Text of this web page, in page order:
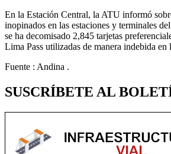
En la Estación Central, la ATU informó
inopinados en las estaciones y terminales
se ha decomisado 2,845 tarjetas
Lima Pass utilizadas de manera indebida en
Fuente : Andina .
SUSCRÍBETE AL